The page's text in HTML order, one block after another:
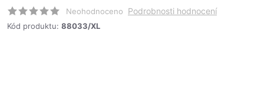
Neohodnoceno Podrobnosti hodnocení
Kód produktu: 88033/XL